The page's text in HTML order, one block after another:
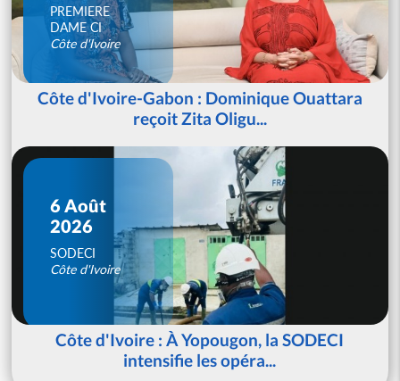
PREMIERE
DAME CI
Côte d'Ivoire
Côte d'Ivoire-Gabon : Dominique Ouattara
reçoit Zita Oligu...
6 Août
2026
SODECI
Côte d'Ivoire
Côte d'Ivoire : À Yopougon, la SODECI
intensifie les opéra...